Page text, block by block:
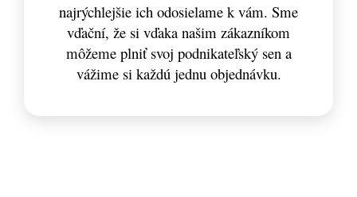
najrýchlejšie ich odosielame k vám. Sme
vďační, že si vďaka našim zákazníkom
môžeme plniť svoj podnikateľský sen a
vážime si každú jednu objednávku.